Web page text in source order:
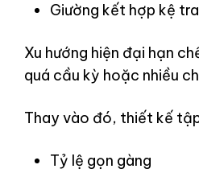
Giường kết hợp kệ
Xu hướng hiện đại hạn
quá cầu kỳ hoặc nhiều
Thay vào đó, thiết kế
Tỷ lệ gọn gàng